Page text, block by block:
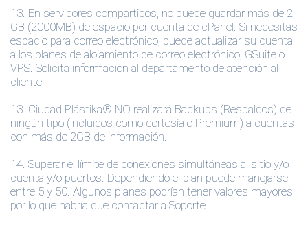
13. En servidores compartidos, no puede guardar más de 2
GB (2000MB) de espacio por cuenta de cPanel. Si necesitas
espacio para correo electrónico, puede actualizar su cuenta
a los planes de alojamiento de correo electrónico, GSuite o
VPS. Solicita información al departamento de atención al
cliente
13. Ciudad Plástika® NO realizará Backups (Respaldos) de
ningún tipo (incluidos como cortesía o Premium) a cuentas
con más de 2GB de información.
14. Superar el límite de conexiones simultáneas al sitio y/o
cuenta y/o puertos. Dependiendo el plan puede manejarse
entre 5 y 50. Algunos planes podrían tener valores mayores
por lo que habría que contactar a Soporte.